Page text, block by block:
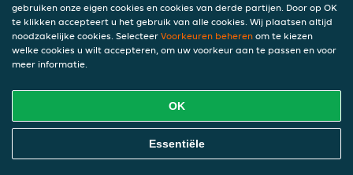
gebruiken onze eigen cookies en cookies van derde partijen. Door op OK
te klikken accepteert u het gebruik van alle cookies. Wij plaatsen altijd
noodzakelijke cookies. Selecteer Voorkeuren beheren om te kiezen
welke cookies u wilt accepteren, om uw voorkeur aan te passen en voor
meer informatie.
OK
Essentiële